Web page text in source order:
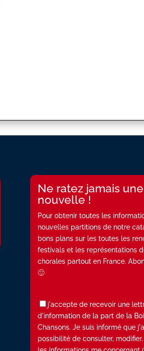
Ne ratez jamais une
nouvelle !
Pour obtenir toutes les
nouvelles partitions de notre
bons plans sur les toutes les
festivals et les représentations
chorales partout en France.
🙂
j'accepte de recevoir une
d'information de la part de la
Chansons. Je suis informé que
possibilité de consulter,